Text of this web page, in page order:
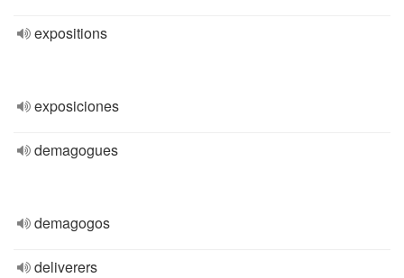
expositions
exposiciones
demagogues
demagogos
deliverers